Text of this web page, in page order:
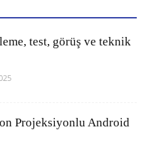
test, görüş ve teknik
Projeksiyonlu Android